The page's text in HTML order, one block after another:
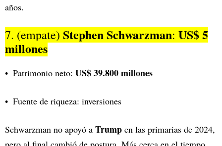
años.
7. (empate) Stephen Schwarzman: US$ 5
millones
Patrimonio neto: US$ 39.800 millones
Fuente de riqueza: inversiones
Schwarzman no apoyó a Trump en las primarias de 2024,